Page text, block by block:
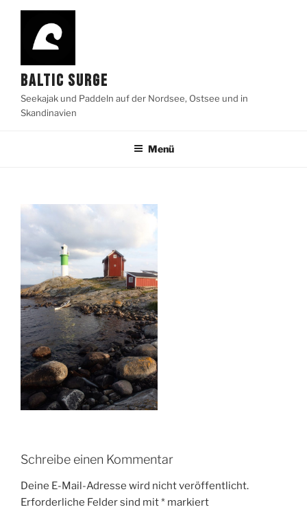
Zum
springen
BALTIC SURGE
Seekajak und Paddeln auf der Nordsee, Ostsee und in
Skandinavien
Menü
Schreibe einen Kommentar
Deine E-Mail-Adresse wird nicht veröffentlicht.
Erforderliche Felder sind mit* markiert